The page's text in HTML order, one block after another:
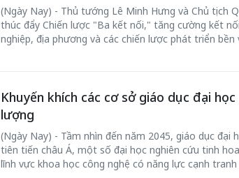
(Ngày Nay) - Thủ tướng Lê Minh Hưng và Chủ tịch
thúc đẩy Chiến lược "Ba kết nối," tăng cường kết
nghiệp, địa phương và các chiến lược phát triển bền
Khuyến khích các cơ sở giáo dục đại
lượng
(Ngày Nay) - Tầm nhìn đến năm 2045, giáo dục đại
tiên tiến châu Á, một số đại học nghiên cứu tinh
lĩnh vực khoa học công nghệ có năng lực cạnh